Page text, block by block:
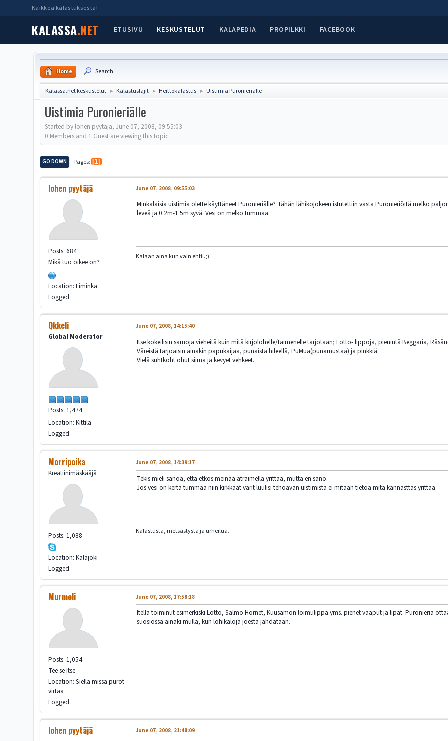
Kaikkea kalastuksesta!
KALASSA.NET ETUSIVU KESKUSTELUT KALAPEDIA PROPILKKI FACEBOOK
Home Search
Kalassa.net keskustelut ► Kalastuslajit ► Heittokalastus ► Uistimia Puronieriälle
Uistimia Puronieriälle
Started by lohen pyytäjä, June 07, 2008, 09:55:03
0 Members and 1 Guest are viewing this topic.
GO DOWN Pages 1
lohen pyytäjä
Posts: 684
Mikä tuo oikee on?
Location: Liminka
Logged
June 07, 2008, 09:55:03
Minkalaisia uistimia olette käyttäneet Puronieriälle? Tähän lähikojokeen istutettiin vasta Puronieriöitä melko
leveä ja 0.2m-1.5m syvä. Vesi on melko tummaa.
Kalaan aina kun vain ehtii.;)
Qkkeli
Global Moderator
Posts: 1,474
Location: Kittilä
Logged
June 07, 2008, 14:15:40
Itse kokeilisin samoja vieheitä kuin mitä kirjolohelle/taimenelle tarjotaan; Lotto- lippoja, pienintä Beggaria,
Väreistä tarjoaisin ainakin papukaijaa, punaista hileellä, PuMua(punamustaa) ja pinkkiä.
Vielä suhtkoht ohut siima ja kevyet vehkeet.
Morripoika
Kreatiinimäskääjä
Posts: 1,088
Location: Kalajoki
Logged
June 07, 2008, 14:39:17
Tekis mieli sanoa, että etkös meinaa atraimella yrittää, mutta en sano.
Jos vesi on kerta tummaa niin kirkkaat värit luulisi tehoavan uistimista ei mitään tietoa mitä kannasttas yrittää.
Kalastusta, metsästystä ja urheilua.
Murmeli
Posts: 1,054
Tee se itse
Location: Siellä missä purot
virtaa
Logged
June 07, 2008, 17:58:18
Itellä toiminut esimerkiski Lotto, Salmo Hornet, Kuusamon loimulippa yms. pienet vaaput ja lipat. Puronieriä
suosiossa ainaki mulla, kun lohikaloja joesta jahdataan.
lohen pyytäjä June 07, 2008, 21:48:09